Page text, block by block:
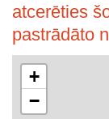
atcerēties
pastrādāto
+
−